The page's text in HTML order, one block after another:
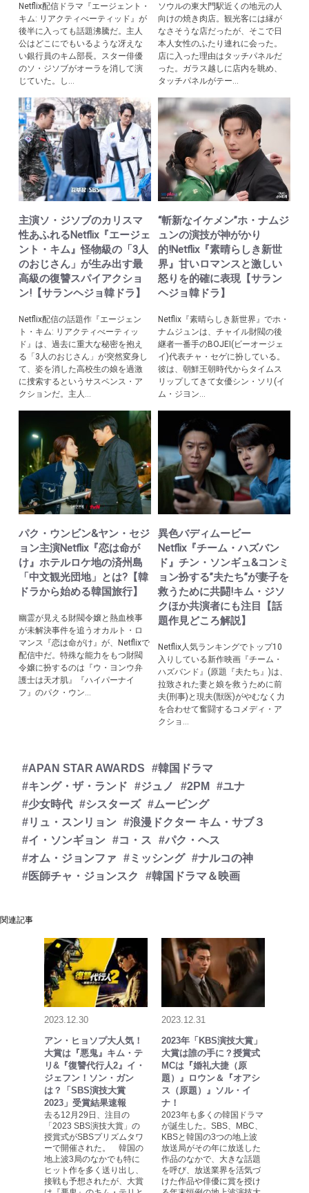
Netflix配信ドラマ『エージェント・
キム: リアクティべーティッド』が
後半に入っても話題沸騰だ。主人
公はどこにでもいるような冴えな
い銀行員のキム部長。スター俳優
のソ・ジソブがオーラを消して演
じていた。し...
ソウルの東大門駅近くの地元の人
向けの焼き肉店。観光客には縁が
なさそうな店だったが、そこで日
本人女性のふたり連れに会った。
店に入った理由はタッチパネルだ
った。ガラス越しに店内を眺め、
タッチパネルがテー...
主演ソ・ジソブのカリスマ
性あふれるNetflix『エージェ
ント・キム』怪物級の「3人
のおじさん」が生み出す最
高級の復讐スパイアクショ
ン!【サランヘジョ韓ドラ】
Netflix配信の話題作『エージェン
ト・キム: リアクティべーティッ
ド』は、過去に重大な秘密を抱え
る「3人のおじさん」が突然変身し
て、姿を消した高校生の娘を過激
に捜索するというサスペンス・ア
クションだ。主人...
“斬新なイケメン”ホ・ナムジ
ュンの演技が神がかり
的!Netflix『素晴らしき新世
界』甘いロマンスと激しい
怒りを的確に表現【サラン
ヘジョ韓ドラ】
Netflix『素晴らしき新世界』でホ・
ナムジュンは、チャイル財閥の後
継者一番手のBOJEI(ビーオージェ
イ)代表チャ・セゲに扮している。
彼は、朝鮮王朝時代からタイムス
リップしてきて女優シン・ソリ(イ
ム・ジヨン...
パク・ウンビン&ヤン・セジ
ョン主演Netflix『恋は命が
け』ホテルロケ地の済州島
「中文観光団地」とは?【韓
ドラから始める韓国旅行】
幽霊が見える財閥令嬢と熱血検事
が未解決事件を追うオカルト・ロ
マンス『恋は命がけ』が、Netflixで
配信中だ。特殊な能力をもつ財閥
令嬢に扮するのは『ウ・ヨンウ弁
護士は天才肌』『ハイパーナイ
フ』のパク・ウン...
異色バディムービー
Netflix『チーム・ハズバン
ド』チン・ソンギュ&コンミ
ョン扮する”夫たち”が妻子を
救うために共闘!キム・ジソ
クほか共演者にも注目【話
題作見どころ解説】
Netflix人気ランキングでトップ10
入りしている新作映画『チーム・
ハズバンド』(原題『夫たち』)は、
拉致された妻と娘を救うために前
夫(刑事)と現夫(獣医)がやむなく力
を合わせて奮闘するコメディ・ア
クショ...
#APAN STAR AWARDS
#韓国ドラマ
#キング・ザ・ランド
#ジュノ #2PM
#ユナ
#少女時代 #シスターズ #ムービング
#リュ・スンリョン #浪漫ドクター キム・サブ３
#イ・ソンギョン #コ・ス
#パク・ヘス
#オム・ジョンファ
#ミッシング #ナルコの神
#医師チャ・ジョンスク
#韓国ドラマ＆映画
関連記事
2023.12.30
アン・ヒョソプ大人気！
大賞は『悪鬼』キム・テ
リ&『復讐代行人2』イ・
ジェフン！ソン・ガン
は？「SBS演技大賞
2023」受賞結果速報
去る12月29日、注目の
「2023 SBS演技大賞」の
授賞式がSBSプリズムタワ
ーで開催された。 韓国の
地上波3局のなかでも特に
ヒット作を多く送り出し、
接戦も予想されたが、大賞
2023.12.31
2023年「KBS演技大賞」
大賞は誰の手に？授賞式
MCは『婚礼大捷（原
題）』ロウン＆『オアシ
ス（原題）』ソル・イ
ナ！
2023年も多くの韓国ドラマ
が誕生した。SBS、MBC、
KBSと韓国の3つの地上波
放送局がその年に放送した
作品のなかで、大きな話題
を呼び、放送業界を活気づ
けた作品や俳優に賞を授け